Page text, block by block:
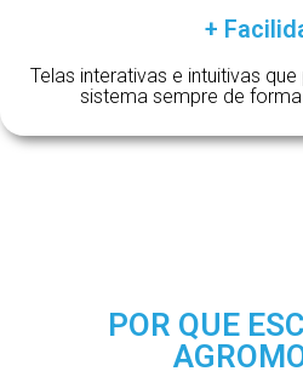
+
Telas interativas e intuitivas
sistema sempre de forma
POR QUE